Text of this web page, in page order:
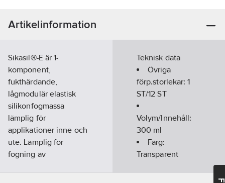
Artikelinformation
Sikasil®-E är 1-
komponent,
fukthärdande,
lågmodulär elastisk
silikonfogmassa
lämplig för
applikationer inne och
ute. Lämplig för
fogning av
Teknisk data
Övriga
förp.storlekar:1
ST/12 ST
Volym/Innehåll:
300 ml
Färg:
Transparent